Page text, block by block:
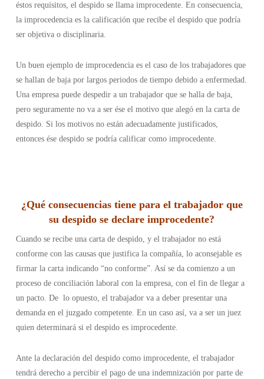
éstos requisitos, el despido se llama improcedente. En consecuencia,
la improcedencia es la calificación que recibe el despido que podría
ser objetiva o disciplinaria.
Un buen ejemplo de improcedencia es el caso de los trabajadores que
se hallan de baja por largos periodos de tiempo debido a enfermedad.
Una empresa puede despedir a un trabajador que se halla de baja,
pero seguramente no va a ser ése el motivo que alegó en la carta de
despido. Si los motivos no están adecuadamente justificados,
entonces ése despido se podría calificar como improcedente.
¿Qué consecuencias tiene para el trabajador que
su despido se declare improcedente?
Cuando se recibe una carta de despido, y el trabajador no está
conforme con las causas que justifica la compañía, lo aconsejable es
firmar la carta indicando “no conforme”. Así se da comienzo a un
proceso de conciliación laboral con la empresa, con el fin de llegar a
un pacto. De lo opuesto, el trabajador va a deber presentar una
demanda en el juzgado competente. En un caso así, va a ser un juez
quien determinará si el despido es improcedente.
Ante la declaración del despido como improcedente, el trabajador
tendrá derecho a percibir el pago de una indemnización por parte de